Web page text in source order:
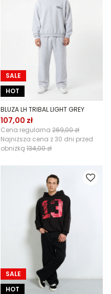
SALE
HOT
BLUZA LH TRIBAL LIGHT GREY
107,00 zł
Cena regularna 269,00 zł
Najniższa cena z 30 dni przed
obniżką 134,00 zł
SALE
HOT